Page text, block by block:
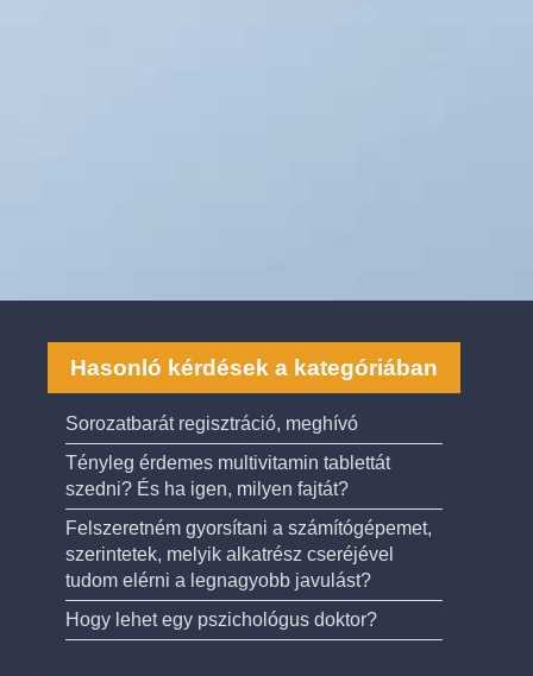
Hasonló kérdések a kategóriában
Sorozatbarát regisztráció, meghívó
Tényleg érdemes multivitamin tablettát
szedni? És ha igen, milyen fajtát?
Felszeretném gyorsítani a számítógépemet,
szerintetek, melyik alkatrész cseréjével
tudom elérni a legnagyobb javulást?
Hogy lehet egy pszichológus doktor?